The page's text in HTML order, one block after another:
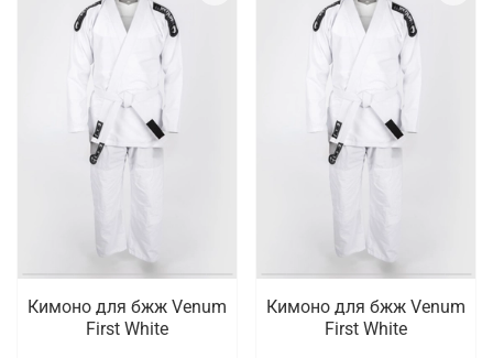
Кимоно для бжж Venum
First White
Кимоно для бжж Venum
First White